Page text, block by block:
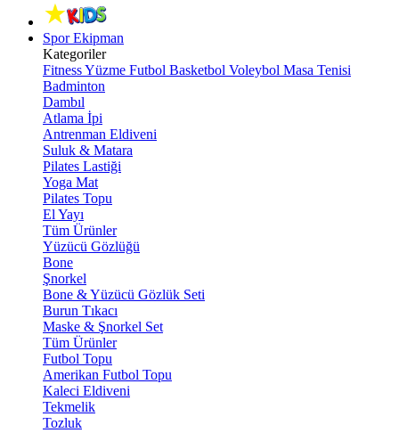
Spor Ekipman
Kategoriler
FitnessYüzme Futbol Basketbol Voleybol Masa Tenisi
Badminton
Dambıl
Atlama İpi
Antrenman Eldiveni
Suluk & Matara
Pilates Lastiği
Yoga Mat
Pilates Topu
El Yayı
Tüm Ürünler
Yüzücü Gözlüğü
Bone
Şnorkel
Bone & Yüzücü Gözlük Seti
Burun Tıkacı
Maske & Şnorkel Set
Tüm Ürünler
Futbol Topu
Amerikan Futbol Topu
Kaleci Eldiveni
Tekmelik
Tozluk